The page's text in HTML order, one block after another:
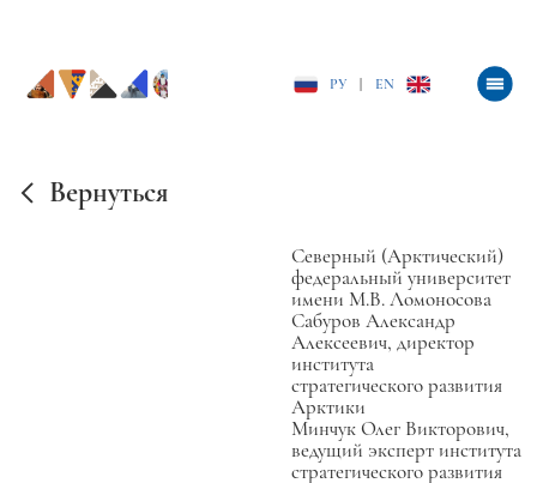
РУ EN
Вернуться
Северный (Арктический)
федеральный университет
имени М.В. Ломоносова
Сабуров Александр
Алексеевич, директор
института
стратегического развития
Арктики
Минчук Олег Викторович,
ведущий эксперт института
стратегического развития